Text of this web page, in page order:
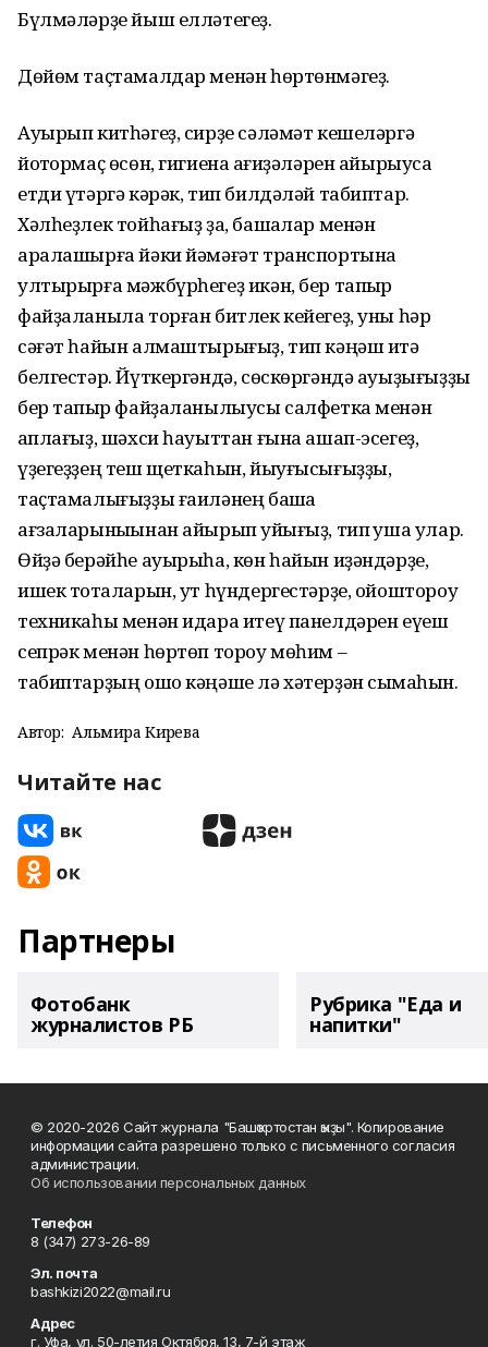
Бүлмәләрҙе йыш елләтегеҙ.
Дөйөм таҫтамалдар менән һөртөнмәгеҙ.
Ауырып китһәгеҙ, сирҙе сәләмәт кешеләргә
йоҡтормаҫ өсөн, гигиена ҡағиҙәләрен айырыуса
етди үтәргә кәрәк, тип билдәләй табиптар.
Хәлһеҙлек тойһағыҙ ҙа, башҡалар менән
аралашырға йәки йәмәғәт транспортына
ултырырға мәжбүрһегеҙ икән, бер тапҡыр
файҙаланыла торған битлек кейегеҙ, уны һәр
сәғәт һайын алмаштырығыҙ, тип кәңәш итә
белгестәр. Йүткергәндә, сөскөргәндә ауыҙығыҙҙы
бер тапҡыр файҙаланылыусы салфетка менән
ҡаплағыҙ, шәхси һауыттан ғына ашап-эсегеҙ,
үҙегеҙҙең теш щеткаһын, йыуғысығыҙҙы,
таҫтамалығыҙҙы ғаиләнең башҡа
ағзаларыныҡынан айырып ҡуйығыҙ, тип ҡуша улар.
Өйҙә берәйһе ауырыһа, көн һайын иҙәндәрҙе,
ишек тотҡаларын, ут һүндергестәрҙе, ойоштороу
техникаһы менән идара итеү панелдәрен еүеш
сепрәк менән һөртөп тороу мөһим –
табиптарҙың ошо кәңәше лә хәтерҙән сыҡмаһын.
Автор: Альмира Кирәева
Читайте нас
Партнеры
Фотобанк
журналистов РБ
Рубрика "Еда и
напитки"
© 2020-2026 Сайт журнала "Башҡортостан ҡыҙы". Копирование
информации сайта разрешено только с письменного согласия
администрации.
Об использовании персональных данных
Телефон
8 (347) 273-26-89
Эл. почта
bashkizi2022@mail.ru
Адрес
г. Уфа, ул. 50-летия Октября, 13, 7-й этаж